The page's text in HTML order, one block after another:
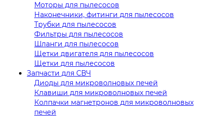
Моторы для пылесосов
Наконечники, фитинги для пылесосов
Трубки для пылесосов
Фильтры для пылесосов
Шланги для пылесосов
Щетки двигателя для пылесосов
Щетки для пылесосов
Запчасти для СВЧ
Диоды для микроволновых печей
Клавиши для микроволновых печей
Колпачки магнетронов для микроволновых
печей